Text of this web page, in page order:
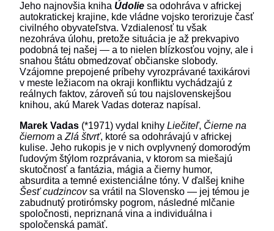
Jeho najnovšia kniha Údolie sa odohráva v africkej
autokratickej krajine, kde vládne vojsko terorizuje časť
civilného obyvateľstva. Vzdialenosť tu však
nezohráva úlohu, pretože situácia je až prekvapivo
podobná tej našej — a to nielen blízkosťou vojny, ale i
snahou štátu obmedzovať občianske slobody.
Vzájomne prepojené príbehy vyrozprávané taxikárovi
v meste ležiacom na okraji konfliktu vychádzajú z
reálnych faktov, zároveň sú tou najslovenskejšou
knihou, akú Marek Vadas doteraz napísal.
Marek Vadas (*1971) vydal knihy Liečiteľ, Čierne na
čiernom a Zlá štvrť, ktoré sa odohrávajú v africkej
kulise. Jeho rukopis je v nich ovplyvnený domorodým
ľudovým štýlom rozprávania, v ktorom sa miešajú
skutočnosť a fantázia, mágia a čierny humor,
absurdita a temné existenciálne tóny. V ďalšej knihe
Šesť cudzincovsa vrátil na Slovensko — jej témou je
zabudnutý protirómsky pogrom, následné mlčanie
spoločnosti, nepriznaná vina a individuálna i
spoločenská pamäť.